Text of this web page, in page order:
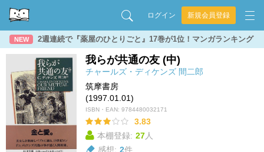
ログイン 新規会員登録
NEW 2週連続で『薬屋のひとりごと』17巻が1位！マンガランキング
我らが共通の友 (中)
チャールズ・ディケンズ 間二郎
筑摩書房
(1997.01.01)
ISBN・EAN: 9784480032171
3.83
本棚登録: 27人
感想: 2件